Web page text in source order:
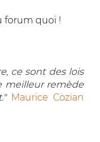
forum quoi !
ce sont des lois
meilleur remède
Maurice Cozian